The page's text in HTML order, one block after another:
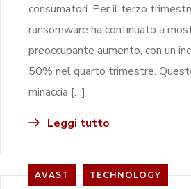
consumatori. Per il terzo
ransomware ha continuato a
preoccupante aumento, con un
50% nel quarto trimestre.
minaccia […]
Leggi tutto
AVAST TECHNOLOGY